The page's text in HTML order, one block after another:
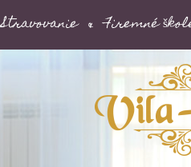
Stravovanie Firemné